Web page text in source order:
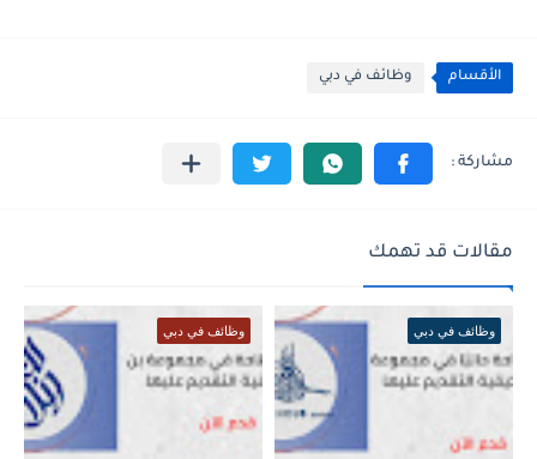
الأقسام وظائف في دبي
مقالات قد تهمك
وظائف في دبي وظائف في دبي